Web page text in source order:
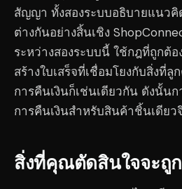
สัญญา ทั้งสองระบบอธิบายแนวคิ
ต่างกันอย่างสิ้นเชิง
ระหว่างสองระบบนี้ ใช้กฎที่ถูกต้
สร้างใบเสร็จที่เชื่อมโยงกับสิ่งที่
การคืนเงินก็เช่นเดียวกัน ดังนั้น
การคืนเงินสำหรับสินค้าชิ้นเดียว
สิ่งที่คุณตัดสินใจจะถู